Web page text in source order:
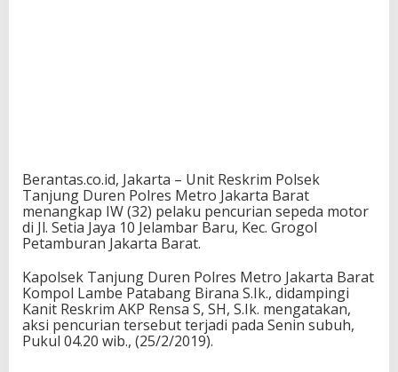
Berantas.co.id, Jakarta – Unit Reskrim Polsek
Tanjung Duren Polres Metro Jakarta Barat
menangkap IW (32) pelaku pencurian sepeda motor
di Jl. Setia Jaya 10 Jelambar Baru, Kec. Grogol
Petamburan Jakarta Barat.
Kapolsek Tanjung Duren Polres Metro Jakarta Barat
Kompol Lambe Patabang Birana S.Ik., didampingi
Kanit Reskrim AKP Rensa S, SH, S.Ik. mengatakan,
aksi pencurian tersebut terjadi pada Senin subuh,
Pukul 04.20 wib., (25/2/2019).